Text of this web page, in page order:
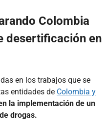
Colombia
desertificación en
en los trabajos que se
entidades de Colombia y
la implementación de un
drogas.